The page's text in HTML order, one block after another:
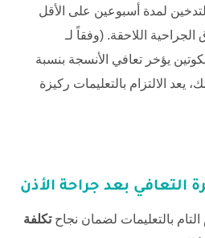
لمدة أسبوعين على الأقل
اللاحقة. (وفقاً لـ
يؤخر تعافي الأنسجة بنسبة
ذلك، يعد الالتزام بالتعليمات ركيزة
التعافي بعد جراحة الأذن
التام بالتعليمات لضمان نجاحتكلفة